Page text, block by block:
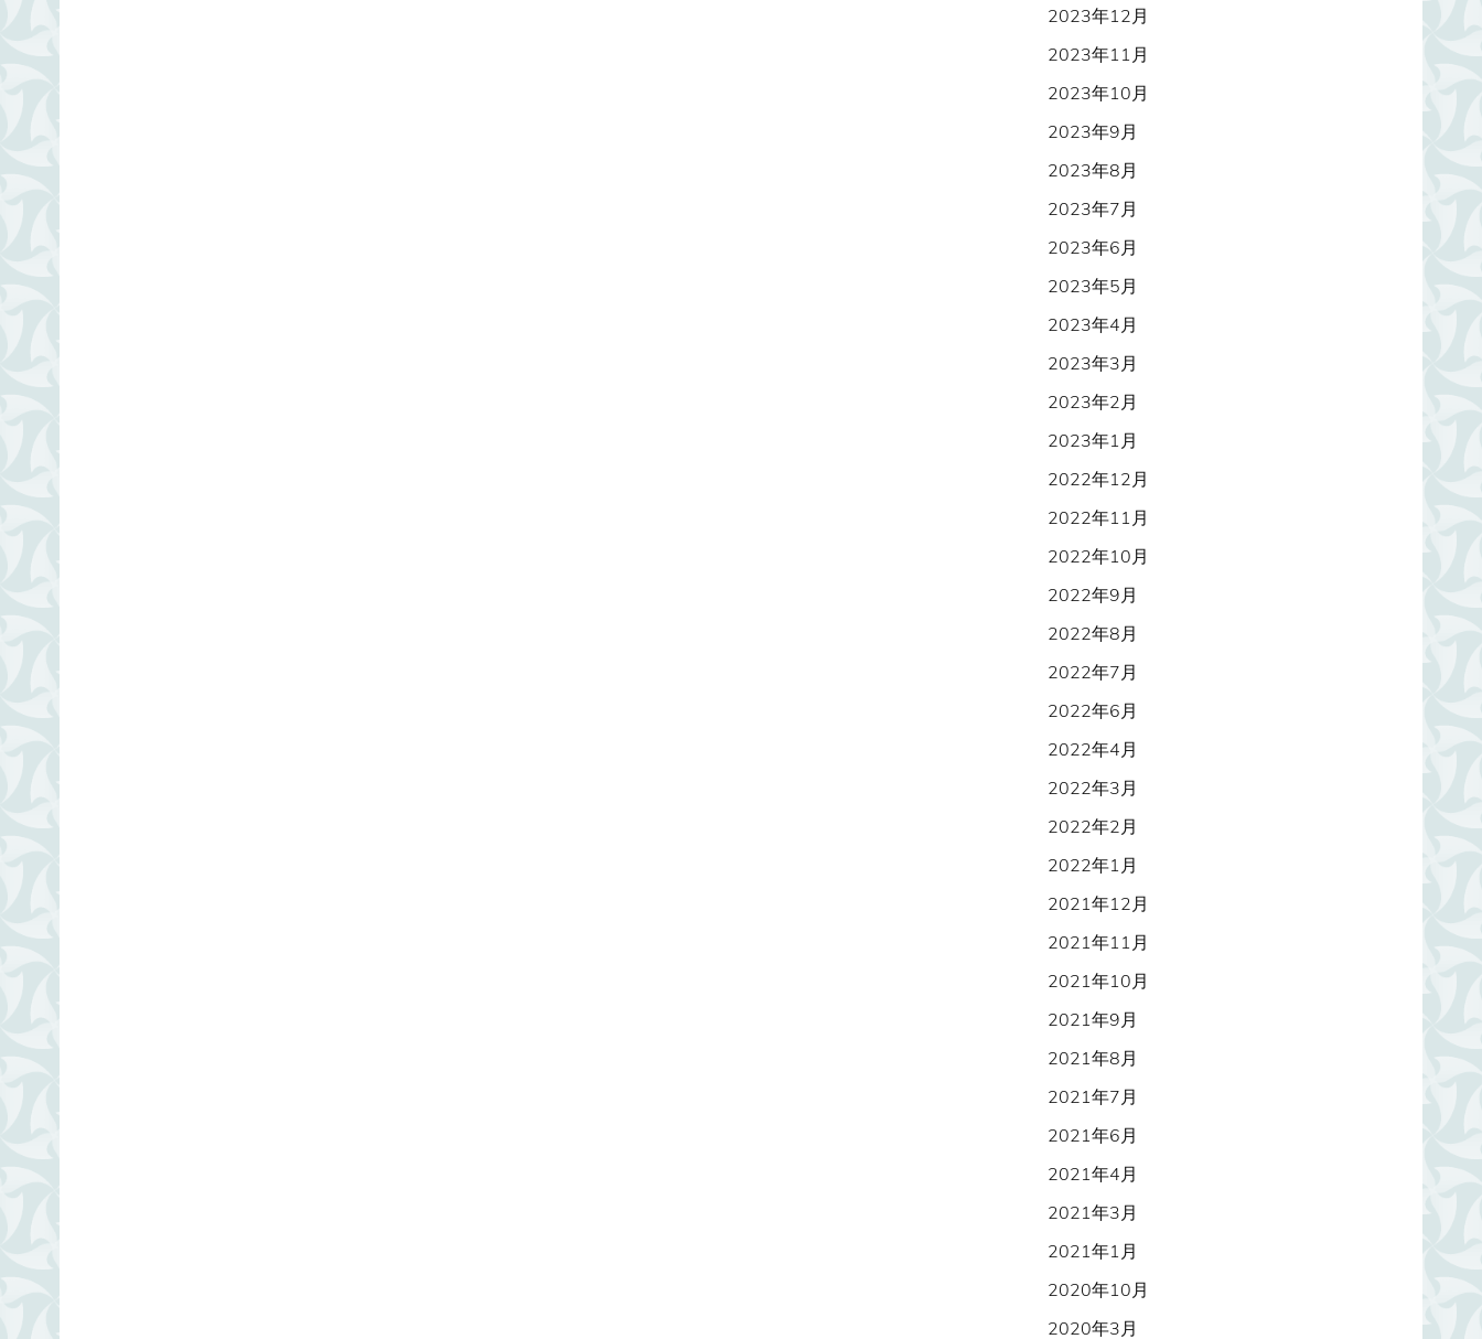
2023年12月
2023年11月
2023年10月
2023年9月
2023年8月
2023年7月
2023年6月
2023年5月
2023年4月
2023年3月
2023年2月
2023年1月
2022年12月
2022年11月
2022年10月
2022年9月
2022年8月
2022年7月
2022年6月
2022年4月
2022年3月
2022年2月
2022年1月
2021年12月
2021年11月
2021年10月
2021年9月
2021年8月
2021年7月
2021年6月
2021年4月
2021年3月
2021年1月
2020年10月
2020年3月